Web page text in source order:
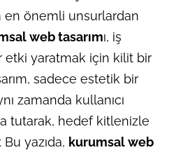
önemli unsurlardan
web tasarımı, iş
etki yaratmak için kilit bir
sadece estetik bir
zamanda kullanıcı
tutarak, hedef kitlenizle
Bu yazıda, kurumsal web